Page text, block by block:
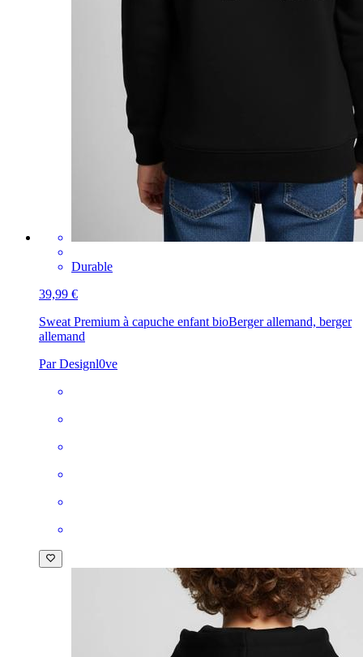
Durable
39,99 €
Sweat Premium à capuche enfant bioBerger allemand, berger
allemand
Par Designl0ve